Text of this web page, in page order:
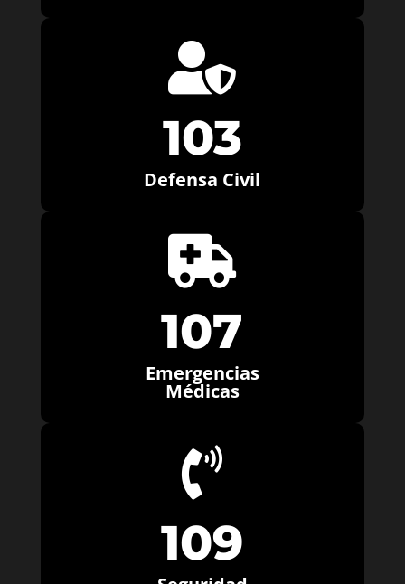

103
Defensa Civil

107
Emergencias
Médicas

109